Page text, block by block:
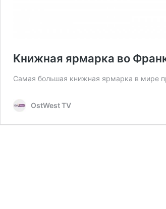
Книжная ярмарка во
Самая большая книжная ярмарка в мире
OstWest TV